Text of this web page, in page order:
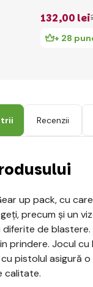
132,00 lei
+ 28
Recenzii
up pack, cu
precum și un
de
prindere. Jocul
pistolul asigură
calitate.